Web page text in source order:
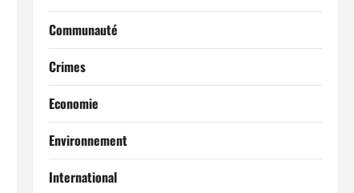
Communauté
Crimes
Economie
Environnement
International